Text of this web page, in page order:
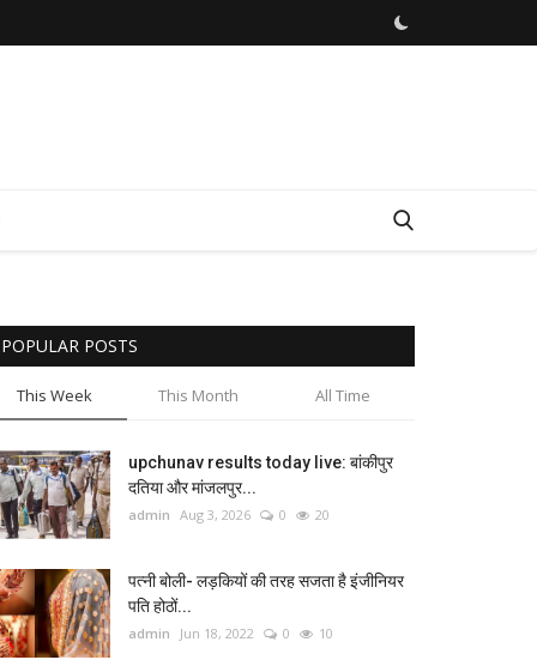
POPULAR POSTS
This Week This Month All Time
upchunav results today live: बांकीपुर
दतिया और मांजलपुर...
admin Aug 3, 2026 0 20
पत्नी बोली- लड़कियों की तरह सजता है इंजीनियर
पति होठों...
admin Jun 18, 2022 0 10